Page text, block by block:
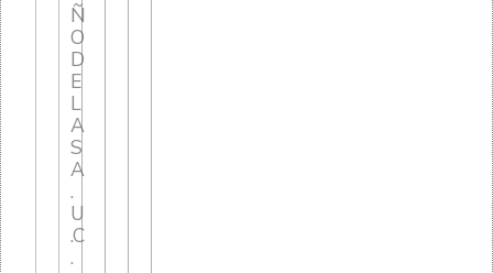
Ñ
O
D
E
L
A
S
A
.
U
.C
.